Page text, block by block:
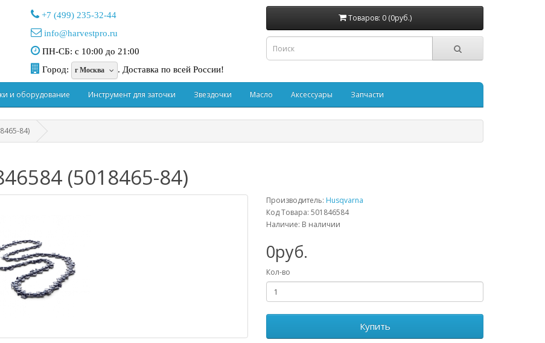
+7 (499) 235-32-44
info@harvestpro.ru
ПН-СБ: с 10:00 до 21:00
Город:
г Москва . Доставка по всей России!
Товаров: 0 (0руб.)
и оборудование Инструмент для заточки Звездочки Масло Аксессуары Запчасти
84)
(5018465-84)
Производитель: Husqvarna
Код Товара: 501846584
Наличие: В наличии
0руб.
Кол-во
Купить